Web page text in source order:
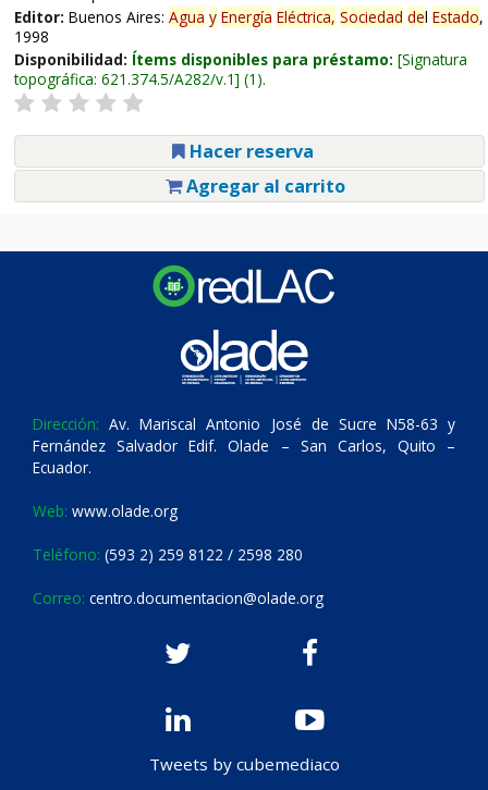
Editor: Buenos Aires: Agua y Energía Eléctrica, Sociedad del Estado,
1998
Disponibilidad: Ítems disponibles para préstamo: Signatura
topográfica: 621.374.5/A282/v.1 (1).
Hacer reserva
Agregar al carrito
Dirección: Av. Mariscal Antonio José de Sucre N58-63 y
Fernández Salvador Edif. Olade – San Carlos, Quito –
Ecuador.
Web: www.olade.org
Teléfono: (593 2) 259 8122 / 2598 280
Correo: centro.documentacion@olade.org
Tweets by cubemediaco